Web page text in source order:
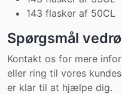
143 flasker af 50CL
Spørgsmål
Kontakt os for mere
eller ring til vores
er klar til at hjælpe dig.